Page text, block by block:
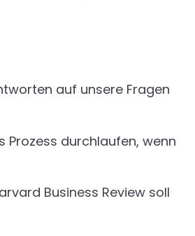
auf unsere Fragen
Prozess durchlaufen, wenn
Business Review soll